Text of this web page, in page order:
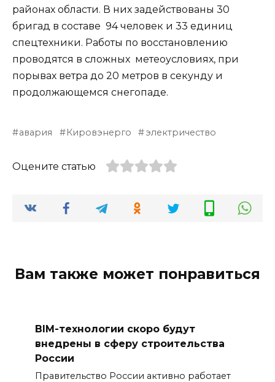
районах области. В них задействованы 30
бригад в составе 94 человек и 33 единиц
спецтехники. Работы по восстановлению
проводятся в сложных метеоусловиях, при
порывах ветра до 20 метров в секунду и
продолжающемся снегопаде.
авария Кировэнерго электричество
Оцените статью
Вам также может понравиться
BIM-технологии скоро будут
внедрены в сферу строительства
России
Правительство России активно работает